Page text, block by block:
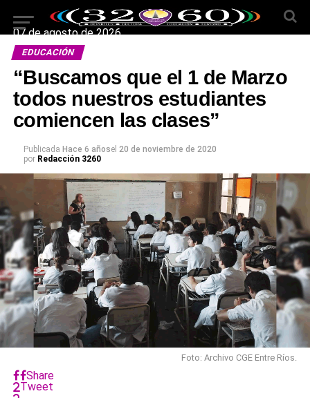
07 de agosto de 2026
EDUCACIÓN
“Buscamos que el 1 de Marzo
todos nuestros estudiantes
comiencen las clases”
Publicada Hace 6 añosel 20 de noviembre de 2020
por Redacción 3260
Foto: Archivo CGE Entre Ríos.
Share
Tweet